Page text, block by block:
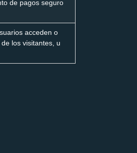
de pagos seguro
acceden o
los visitantes, u